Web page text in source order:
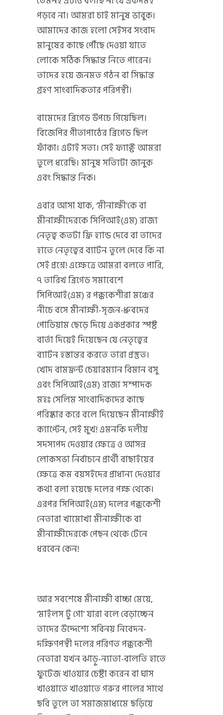
পড়বে না। আমরা চাই মানুষ ভাবুক।
আমাদের কাজ হলো সেইসব সংবাদ
মানুষের কাছে পৌঁছে দেওয়া যাতে
লোকে সঠিক সিদ্ধান্ত নিতে পারেন।
তাদের হয়ে জনমত গঠন বা সিদ্ধান্ত
গ্রহণ সাংবাদিকতার পরিপন্থী।
বামেদের ব্রিগেড উপচে গিয়েছিল।
বিজেপির গীতাপাঠের ব্রিগেড ছিল
ফাঁকা। এটাই সত্য। সেই ফ্যাক্ট আমরা
তুলে ধরেছি। মানুষ সত্যিটা জানুক
এবং সিদ্ধান্ত নিক।
এবার আসা যাক, ‘মীনাক্ষী’কে বা
মীনাক্ষীদেরকে সিপিআই(এম) রাজ্য
নেতৃত্ব কতটা ফ্রি হ্যান্ড দেবে বা তাদের
হাতে নেতৃত্বের ব্যাটন তুলে দেবে কি না
সেই প্রশ্নে! এক্ষেত্রে আমরা বলতে পারি,
৭ তারিখ ব্রিগেড সমাবেশে
সিপিআই(এম) র পক্ককেশীরা মঞ্চের
নীচে বসে মীনাক্ষী-সৃজন-ধ্রুবদের
পোডিয়াম ছেড়ে দিয়ে একপ্রকার স্পষ্ট
বার্তা দিয়েই দিয়েছেন যে নেতৃত্বের
ব্যাটন হস্তান্তর করতে তারা প্রস্তুত।
খোদ বামফ্রন্ট চেয়ারম্যান বিমান বসু
এবং সিপিআই(এম) রাজ্য সম্পাদক
মহঃ সেলিম সাংবাদিকদের কাছে
পরিষ্কার করে বলে দিয়েছেন মীনাক্ষীই
ক্যাপ্টেন, সেই মুখ! এমনকি দলীয়
সদস্যপদ দেওয়ার ক্ষেত্রে ও আসন্ন
লোকসভা নির্বাচনে প্রার্থী বাছাইয়ের
ক্ষেত্রে কম বয়সইদের প্রাধান্য দেওয়ার
কথা বলা হয়েছে দলের পক্ষ থেকে।
এরপর সিপিআই(এম) দলের পক্ককেশী
নেতারা খামোখা মীনাক্ষীকে বা
মীনাক্ষীদেরকে পেছন থেকে টেনে
ধরবেন কেন!
আর সবশেষে মীনাক্ষী বাচ্চা মেয়ে,
‘মাইলস টু গো’ যারা বলে বেড়াচ্ছেন
তাদের উদ্দেশ্যে সবিনয় নিবেদন-
দক্ষিণপন্থী দলের পরিণত পক্ককেশী
নেতারা যখন ঝাড়ু-ন্যাতা-বালতি হাতে
ফুটেজ খাওয়ার চেষ্টা করেন বা ঘাস
খাওয়াতে খাওয়াতে গরুর পালের সাথে
ছবি তুলে তা সমাজমাধ্যমে ছড়িয়ে